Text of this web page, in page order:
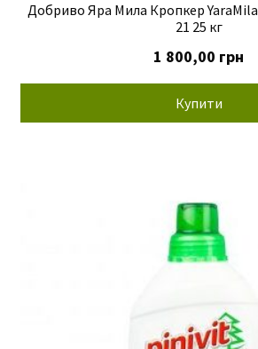
Добриво Яра Мила Кропкер YaraMila
21 25 кг
1 800,00 грн
Купити